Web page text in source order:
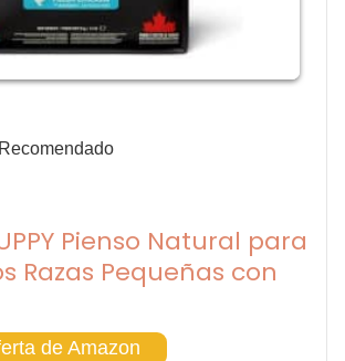
Pienso Natural para
Razas Pequeñas con
de Amazon